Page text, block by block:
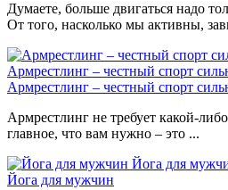
Думаете, больше двигаться надо
От того, насколько мы активны,
Армрестлинг – честный спорт
Армрестлинг – честный спорт
Армрестлинг не требует какой-
главное, что вам нужно – это ...
Йога для
Йога для мужчин